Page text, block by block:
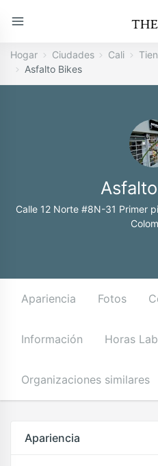
Hogar Ciudades Cali
Asfalto Bikes
Calle 12 Norte #8N-31 Primer
Apariencia Fotos
Información Horas
Organizaciones similares
Apariencia